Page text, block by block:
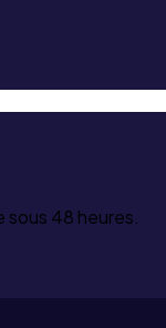
48 heures.